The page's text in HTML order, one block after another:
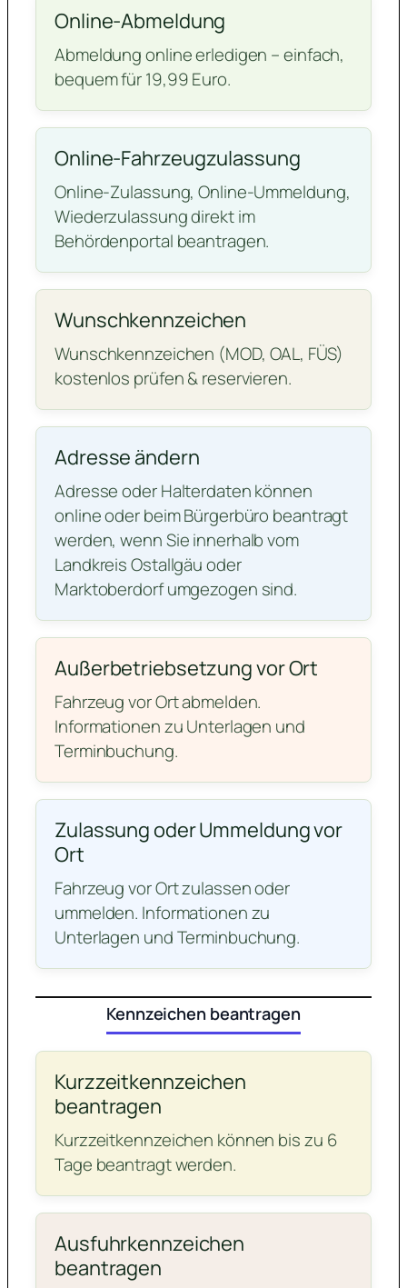
Online-Abmeldung
Abmeldung online erledigen – einfach,
bequem für 19,99 Euro.
Online-Fahrzeugzulassung
Online-Zulassung, Online-Ummeldung,
Wiederzulassung direkt im
Behördenportal beantragen.
Wunschkennzeichen
Wunschkennzeichen (MOD, OAL, FÜS)
kostenlos prüfen & reservieren.
Adresse ändern
Adresse oder Halterdaten können
online oder beim Bürgerbüro beantragt
werden, wenn Sie innerhalb vom
Landkreis Ostallgäu oder
Marktoberdorf umgezogen sind.
Außerbetriebsetzung vor Ort
Fahrzeug vor Ort abmelden.
Informationen zu Unterlagen und
Terminbuchung.
Zulassung oder Ummeldung vor
Ort
Fahrzeug vor Ort zulassen oder
ummelden. Informationen zu
Unterlagen und Terminbuchung.
Kennzeichen beantragen
Kurzzeitkennzeichen
beantragen
Kurzzeitkennzeichen können bis zu 6
Tage beantragt werden.
Ausfuhrkennzeichen
beantragen